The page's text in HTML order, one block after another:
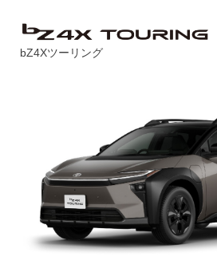
bZ4Xツーリング